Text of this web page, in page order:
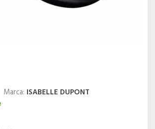
Marca: ISABELLE DUPONT